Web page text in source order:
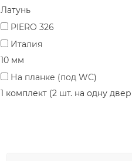
Латунь
PIERO 326
Италия
10 мм
На планке (под WC)
1 комплект (2 шт. на одну